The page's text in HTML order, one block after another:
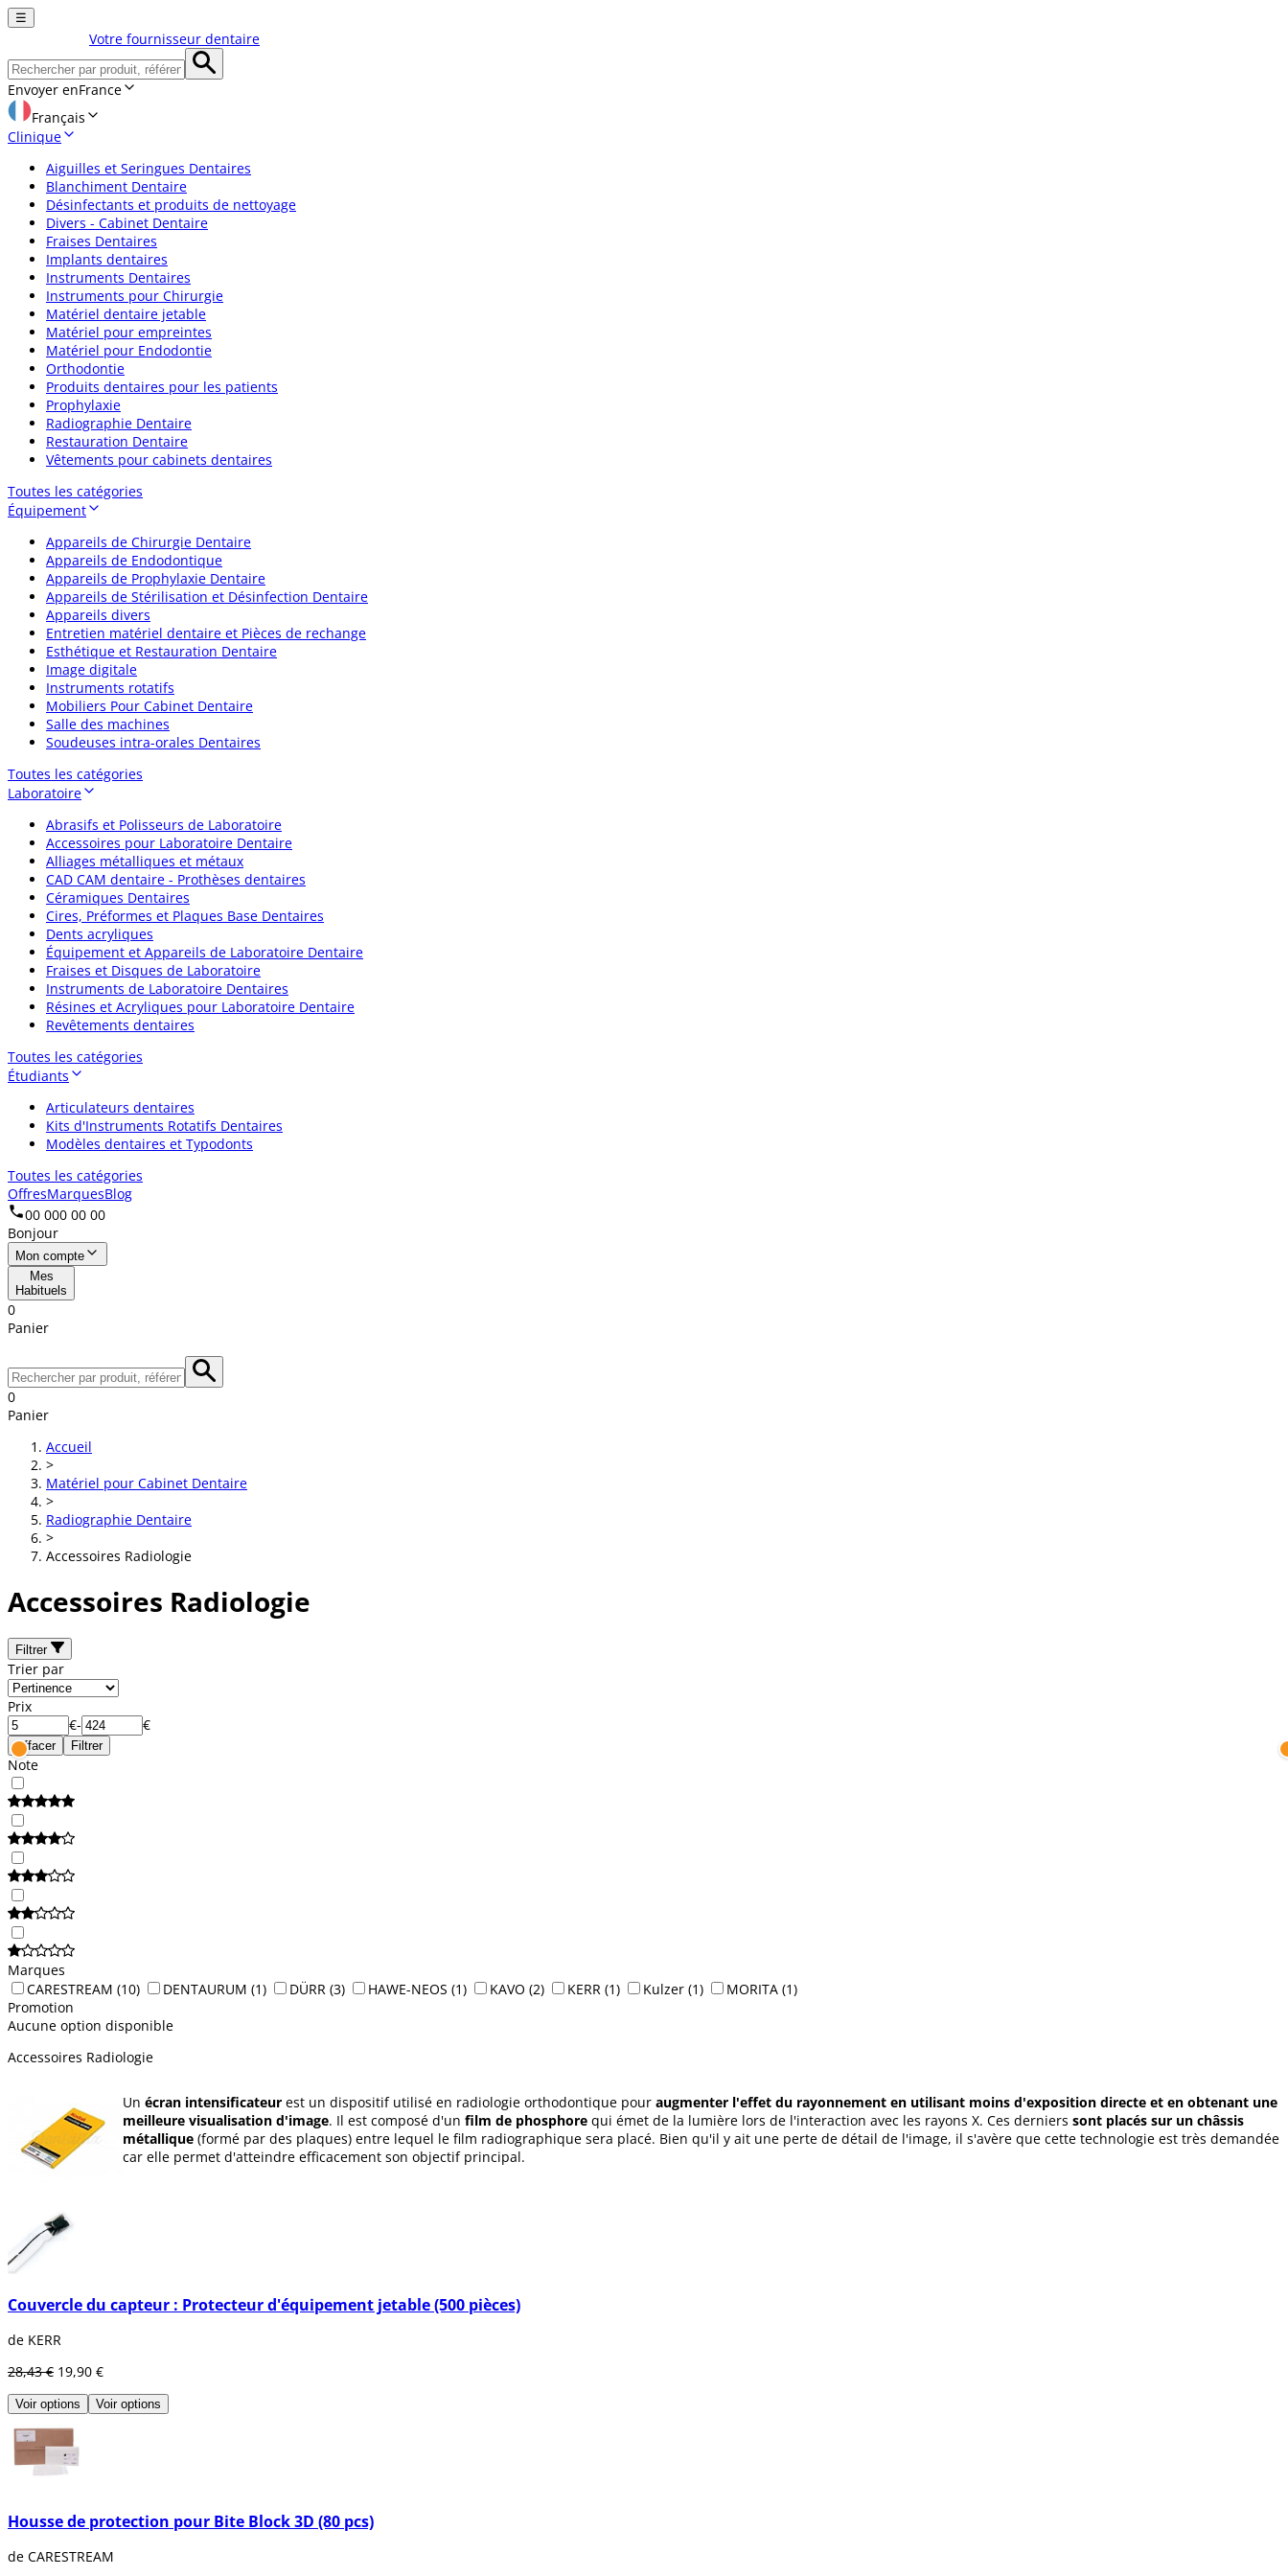
☰
Votre fournisseur dentaire
Envoyer enFrance
Français
Clinique
Aiguilles et Seringues Dentaires
Blanchiment Dentaire
Désinfectants et produits de nettoyage
Divers - Cabinet Dentaire
Fraises Dentaires
Implants dentaires
Instruments Dentaires
Instruments pour Chirurgie
Matériel dentaire jetable
Matériel pour empreintes
Matériel pour Endodontie
Orthodontie
Produits dentaires pour les patients
Prophylaxie
Radiographie Dentaire
Restauration Dentaire
Vêtements pour cabinets dentaires
Toutes les catégories
Équipement
Appareils de Chirurgie Dentaire
Appareils de Endodontique
Appareils de Prophylaxie Dentaire
Appareils de Stérilisation et Désinfection Dentaire
Appareils divers
Entretien matériel dentaire et Pièces de rechange
Esthétique et Restauration Dentaire
Image digitale
Instruments rotatifs
Mobiliers Pour Cabinet Dentaire
Salle des machines
Soudeuses intra-orales Dentaires
Toutes les catégories
Laboratoire
Abrasifs et Polisseurs de Laboratoire
Accessoires pour Laboratoire Dentaire
Alliages métalliques et métaux
CAD CAM dentaire - Prothèses dentaires
Céramiques Dentaires
Cires, Préformes et Plaques Base Dentaires
Dents acryliques
Équipement et Appareils de Laboratoire Dentaire
Fraises et Disques de Laboratoire
Instruments de Laboratoire Dentaires
Résines et Acryliques pour Laboratoire Dentaire
Revêtements dentaires
Toutes les catégories
Étudiants
Articulateurs dentaires
Kits d'Instruments Rotatifs Dentaires
Modèles dentaires et Typodonts
Toutes les catégories
OffresMarquesBlog
00 000 00 00
Bonjour
Mon compte
Mes
Habituels
0
Panier
0
Panier
Accueil
>
Matériel pour Cabinet Dentaire
>
Radiographie Dentaire
>
Accessoires Radiologie
Accessoires Radiologie
Filtrer
Trier par
Prix
€- €
Effacer Filtrer
Note
Marques
CARESTREAM (10) DENTAURUM (1) DÜRR (3) HAWE-NEOS (1) KAVO (2) KERR (1) Kulzer (1) MORITA (1)
Promotion
Aucune option disponible
Accessoires Radiologie
Un écran intensificateur est un dispositif utilisé en radiologie orthodontique pour augmenter l'effet du rayonnement en utilisant moins d'exposition directe et en obtenant une
meilleure visualisation d'image. Il est composé d'un film de phosphore qui émet de la lumière lors de l'interaction avec les rayons X. Ces derniers sont placés sur un châssis
métallique (formé par des plaques) entre lequel le film radiographique sera placé. Bien qu'il y ait une perte de détail de l'image, il s'avère que cette technologie est très demandée
car elle permet d'atteindre efficacement son objectif principal.
Couvercle du capteur : Protecteur d'équipement jetable (500 pièces)
de KERR
28,43 € 19,90 €
Voir options Voir options
Housse de protection pour Bite Block 3D (80 pcs)
de CARESTREAM